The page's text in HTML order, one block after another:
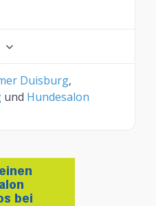
Duisburg,
und Hundesalon